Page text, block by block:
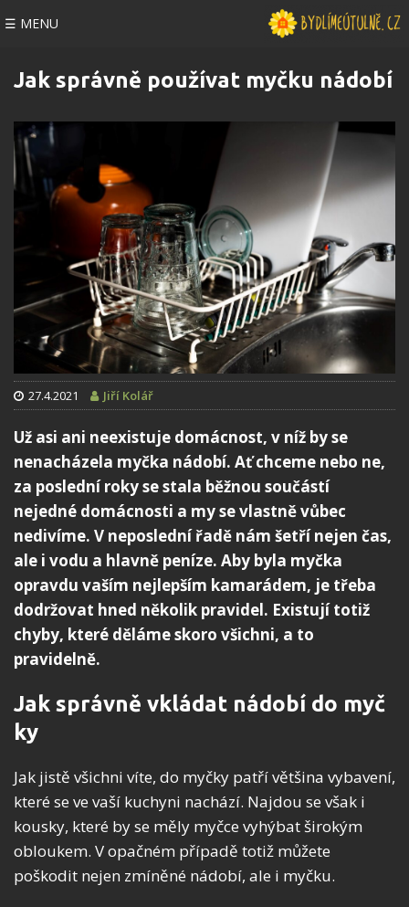
☰ MENU
Jak správně používat myčku nádobí
27.4.2021 Jiří Kolář
Už asi ani neexistuje domácnost, v níž by se
nenacházela myčka nádobí. Ať chceme nebo ne,
za poslední roky se stala běžnou součástí
nejedné domácnosti a my se vlastně vůbec
nedivíme. V neposlední řadě nám šetří nejen čas,
ale i vodu a hlavně peníze. Aby byla myčka
opravdu vaším nejlepším kamarádem, je třeba
dodržovat hned několik pravidel. Existují totiž
chyby, které děláme skoro všichni, a to
pravidelně.
Jak správně vkládat nádobí do myč
ky
Jak jistě všichni víte, do myčky patří většina vybavení,
které se ve vaší kuchyni nachází. Najdou se však i
kousky, které by se měly myčce vyhýbat širokým
obloukem. V opačném případě totiž můžete
poškodit nejen zmíněné nádobí, ale i myčku.